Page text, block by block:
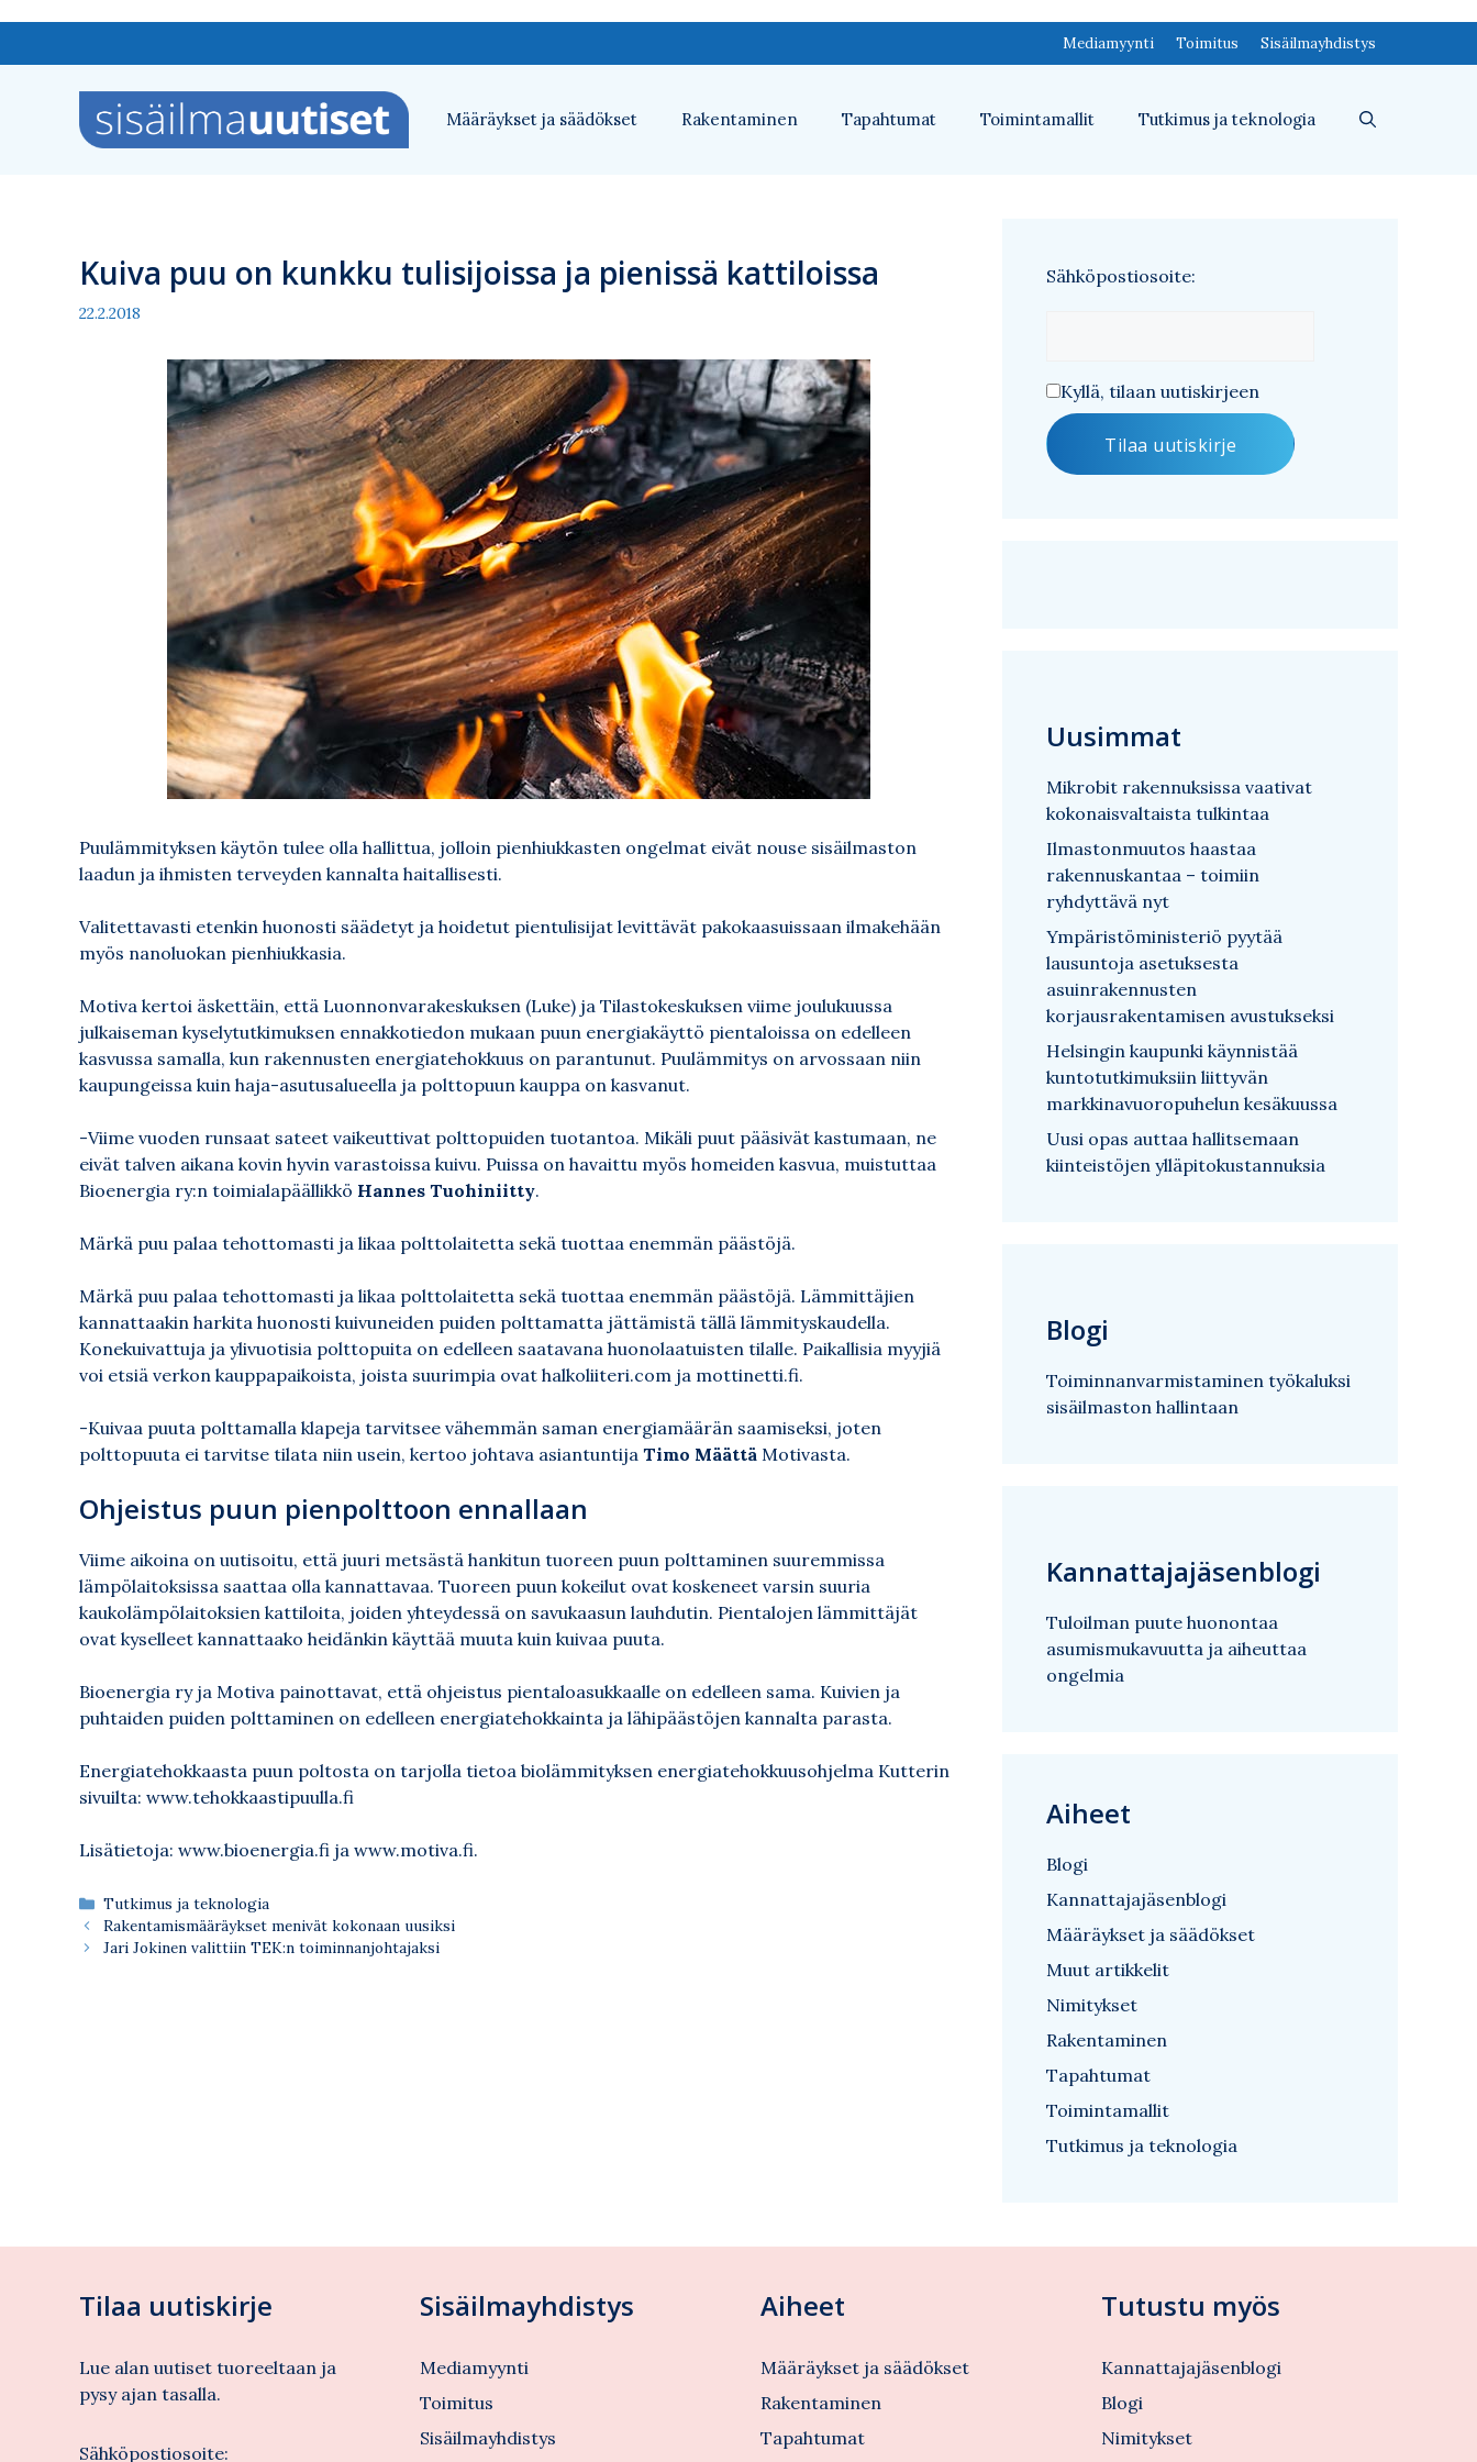
sisältöön
Mediamyynti Toimitus Sisäilmayhdistys
Määräykset ja säädökset Rakentaminen Tapahtumat Toimintamallit Tutkimus ja teknologia
Kuiva puu on kunkku tulisijoissa ja pienissä kattiloissa
22.2.2018
Puulämmityksen käytön tulee olla hallittua, jolloin pienhiukkasten ongelmat eivät nouse sisäilmaston
laadun ja ihmisten terveyden kannalta haitallisesti.
Valitettavasti etenkin huonosti säädetyt ja hoidetut pientulisijat levittävät pakokaasuissaan ilmakehään
myös nanoluokan pienhiukkasia.
Motiva kertoi äskettäin, että Luonnonvarakeskuksen (Luke) ja Tilastokeskuksen viime joulukuussa
julkaiseman kyselytutkimuksen ennakkotiedon mukaan puun energiakäyttö pientaloissa on edelleen
kasvussa samalla, kun rakennusten energiatehokkuus on parantunut. Puulämmitys on arvossaan niin
kaupungeissa kuin haja-asutusalueella ja polttopuun kauppa on kasvanut.
-Viime vuoden runsaat sateet vaikeuttivat polttopuiden tuotantoa. Mikäli puut pääsivät kastumaan, ne
eivät talven aikana kovin hyvin varastoissa kuivu. Puissa on havaittu myös homeiden kasvua, muistuttaa
Bioenergia ry:n toimialapäällikkö Hannes Tuohiniitty.
Märkä puu palaa tehottomasti ja likaa polttolaitetta sekä tuottaa enemmän päästöjä.
Märkä puu palaa tehottomasti ja likaa polttolaitetta sekä tuottaa enemmän päästöjä. Lämmittäjien
kannattaakin harkita huonosti kuivuneiden puiden polttamatta jättämistä tällä lämmityskaudella.
Konekuivattuja ja ylivuotisia polttopuita on edelleen saatavana huonolaatuisten tilalle. Paikallisia myyjiä
voi etsiä verkon kauppapaikoista, joista suurimpia ovat halkoliiteri.com ja mottinetti.fi.
-Kuivaa puuta polttamalla klapeja tarvitsee vähemmän saman energiamäärän saamiseksi, joten
polttopuuta ei tarvitse tilata niin usein, kertoo johtava asiantuntija Timo Määttä Motivasta.
Ohjeistus puun pienpolttoon ennallaan
Viime aikoina on uutisoitu, että juuri metsästä hankitun tuoreen puun polttaminen suuremmissa
lämpölaitoksissa saattaa olla kannattavaa. Tuoreen puun kokeilut ovat koskeneet varsin suuria
kaukolämpölaitoksien kattiloita, joiden yhteydessä on savukaasun lauhdutin. Pientalojen lämmittäjät
ovat kyselleet kannattaako heidänkin käyttää muuta kuin kuivaa puuta.
Bioenergia ry ja Motiva painottavat, että ohjeistus pientaloasukkaalle on edelleen sama. Kuivien ja
puhtaiden puiden polttaminen on edelleen energiatehokkainta ja lähipäästöjen kannalta parasta.
Energiatehokkaasta puun poltosta on tarjolla tietoa biolämmityksen energiatehokkuusohjelma Kutterin
sivuilta: www.tehokkaastipuulla.fi
Lisätietoja: www.bioenergia.fi ja www.motiva.fi.
Kategoriat
Tutkimus ja teknologia
Rakentamismääräykset menivät kokonaan uusiksi
Jari Jokinen valittiin TEK:n toiminnanjohtajaksi
Sähköpostiosoite:
Kyllä, tilaan uutiskirjeen
Uusimmat
Mikrobit rakennuksissa vaativat
kokonaisvaltaista tulkintaa
Ilmastonmuutos haastaa
rakennuskantaa – toimiin
ryhdyttävä nyt
Ympäristöministeriö pyytää
lausuntoja asetuksesta
asuinrakennusten
korjausrakentamisen avustukseksi
Helsingin kaupunki käynnistää
kuntotutkimuksiin liittyvän
markkinavuoropuhelun kesäkuussa
Uusi opas auttaa hallitsemaan
kiinteistöjen ylläpitokustannuksia
Blogi
Toiminnanvarmistaminen työkaluksi
sisäilmaston hallintaan
Kannattajajäsenblogi
Tuloilman puute huonontaa
asumismukavuutta ja aiheuttaa
ongelmia
Aiheet
Blogi
Kannattajajäsenblogi
Määräykset ja säädökset
Muut artikkelit
Nimitykset
Rakentaminen
Tapahtumat
Toimintamallit
Tutkimus ja teknologia
Tilaa uutiskirje
Lue alan uutiset tuoreeltaan ja
pysy ajan tasalla.
Sähköpostiosoite:
Sisäilmayhdistys
Mediamyynti
Toimitus
Sisäilmayhdistys
Aiheet
Määräykset ja säädökset
Rakentaminen
Tapahtumat
Tutustu myös
Kannattajajäsenblogi
Blogi
Nimitykset